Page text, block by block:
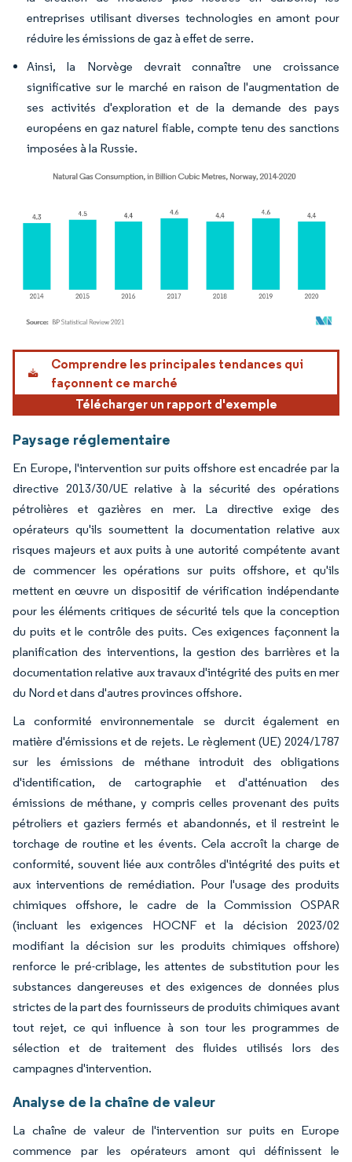
entreprises utilisant diverses technologies en amont pour
réduire les émissions de gaz à effet de serre.
Ainsi, la Norvège devrait connaître une croissance
significative sur le marché en raison de l'augmentation de
ses activités d'exploration et de la demande des pays
européens en gaz naturel fiable, compte tenu des sanctions
imposées à la Russie.
Image © Mordor Intelligence. La réutilisation nécessite une attribution sous CC BY
Comprendre les principales tendances qui
façonnent ce marché
Télécharger un rapport d'exemple
Paysage réglementaire
En Europe, l'intervention sur puits offshore est encadrée par la
directive 2013/30/UE relative à la sécurité des opérations
pétrolières et gazières en mer. La directive exige des
opérateurs qu'ils soumettent la documentation relative aux
risques majeurs et aux puits à une autorité compétente avant
de commencer les opérations sur puits offshore, et qu'ils
mettent en œuvre un dispositif de vérification indépendante
pour les éléments critiques de sécurité tels que la conception
du puits et le contrôle des puits. Ces exigences façonnent la
planification des interventions, la gestion des barrières et la
documentation relative aux travaux d'intégrité des puits en mer
du Nord et dans d'autres provinces offshore.
La conformité environnementale se durcit également en
matière d'émissions et de rejets. Le règlement (UE) 2024/1787
sur les émissions de méthane introduit des obligations
d'identification, de cartographie et d'atténuation des
émissions de méthane, y compris celles provenant des puits
pétroliers et gaziers fermés et abandonnés, et il restreint le
torchage de routine et les évents. Cela accroît la charge de
conformité, souvent liée aux contrôles d'intégrité des puits et
aux interventions de remédiation. Pour l'usage des produits
chimiques offshore, le cadre de la Commission OSPAR
(incluant les exigences HOCNF et la décision 2023/02
modifiant la décision sur les produits chimiques offshore)
renforce le pré-criblage, les attentes de substitution pour les
substances dangereuses et des exigences de données plus
strictes de la part des fournisseurs de produits chimiques avant
tout rejet, ce qui influence à son tour les programmes de
sélection et de traitement des fluides utilisés lors des
campagnes d'intervention.
Analyse de la chaîne de valeur
La chaîne de valeur de l'intervention sur puits en Europe
commence par les opérateurs amont qui définissent le